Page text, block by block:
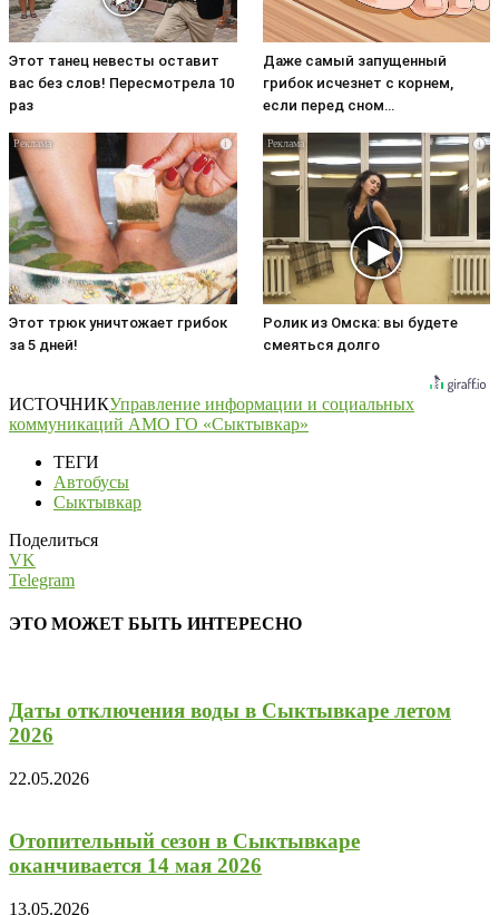
Этот танец невесты оставит
вас без слов! Пересмотрела 10
раз
Даже самый запущенный
грибок исчезнет с корнем,
если перед сном…
i
Этот трюк уничтожает грибок
за 5 дней!
i
Ролик из Омска: вы будете
смеяться долго
ИСТОЧНИКУправление информации и социальных
коммуникаций АМО ГО «Сыктывкар»
ТЕГИ
Автобусы
Сыктывкар
Поделиться
VK
Telegram
ЭТО МОЖЕТ БЫТЬ ИНТЕРЕСНО
Даты отключения воды в Сыктывкаре летом
2026
22.05.2026
Отопительный сезон в Сыктывкаре
оканчивается 14 мая 2026
13.05.2026